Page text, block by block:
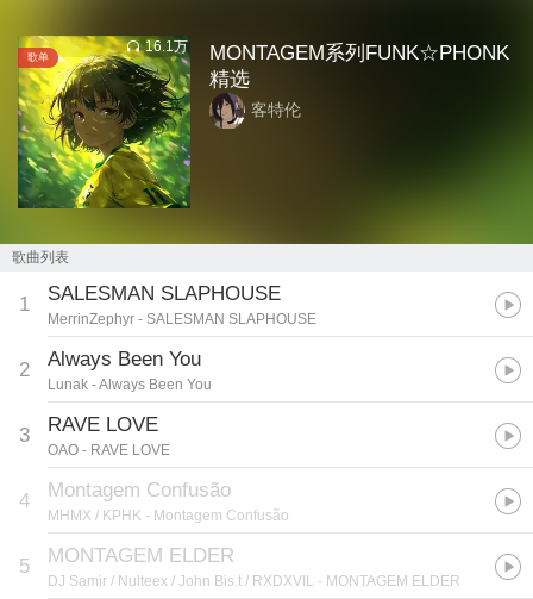
歌单
16.1万
MONTAGEM系列FUNK☆PHONK
精选
客特伦
歌曲列表
1 SALESMAN SLAPHOUSE
MerrinZephyr - SALESMAN SLAPHOUSE
2 Always Been You
Lunak - Always Been You
3 RAVE LOVE
OAO - RAVE LOVE
4 Montagem Confusão
MHMX / KPHK - Montagem Confusão
5 MONTAGEM ELDER
DJ Samir / Nulteex / John Bis.t / RXDXVIL - MONTAGEM ELDER